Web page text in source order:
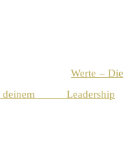
Werte – Die
Leadership